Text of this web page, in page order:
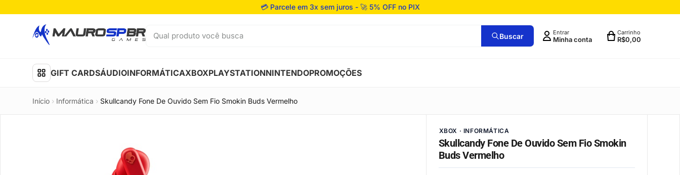
💳 Parcele em 3x sem juros - 🚀 5% OFF no PIX
Qual produto você busca Buscar Entrar
Minha conta
Carrinho
R$0,00
GIFT CARDSÁUDIOINFORMÁTICAXBOXPLAYSTATIONNINTENDOPROMOÇÕES
Início › Informática › Skullcandy Fone De Ouvido Sem Fio Smokin Buds Vermelho
XBOX · INFORMÁTICA
Skullcandy Fone De Ouvido Sem Fio Smokin
Buds Vermelho